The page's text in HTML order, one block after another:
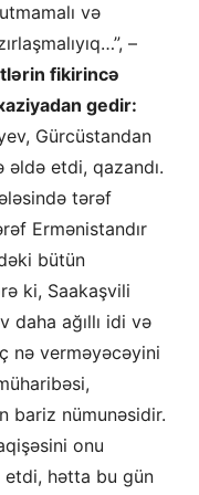
və
–
fikirincə
gedir:
Gürcüstandan
etdi, qazandı.
tərəf
Ermənistandır
bütün
ki, Saakaşvili
daha ağıllı idi və
nə verməyəcəyini
bariz nümunəsidir.
onu
etdi, hətta bu gün